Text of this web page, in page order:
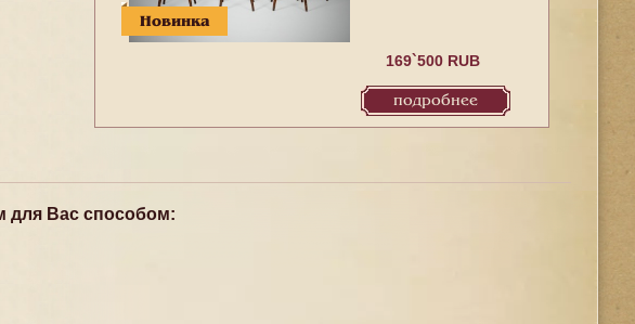
Новинка
169`500 RUB
подробнее
для Вас способом: